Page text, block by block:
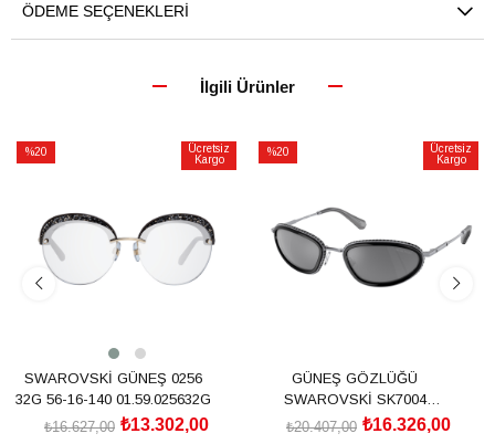
ÖDEME SEÇENEKLERI
İlgili Ürünler
%20
Ücretsiz
Kargo
SWAROVSKİ GÜNEŞ 0256
32G 56-16-140 01.59.025632G
₺13.302,00
₺16.627,00
%20
Ücretsiz
Kargo
GÜNEŞ GÖZLÜĞÜ
SWAROVSKİ SK7004
40116G55₺16.326,00
₺20.407,00